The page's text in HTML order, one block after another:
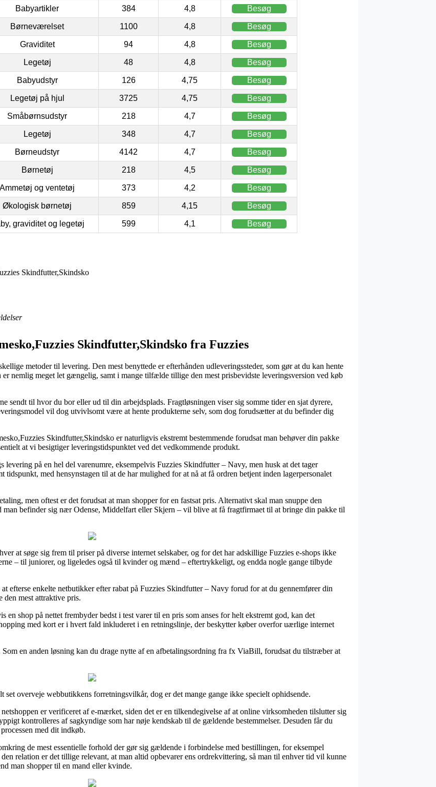
Babyartikler 384 4,8 Besøg
Børneværelset 1100 4,8 Besøg
Graviditet 94 4,8 Besøg
Legetøj 48 4,8 Besøg
Babyudstyr 126 4,75 Besøg
Legetøj på hjul 3725 4,75 Besøg
Småbørnsudstyr 218 4,7 Besøg
Legetøj 348 4,7 Besøg
Børneudstyr 4142 4,7 Besøg
Børnetøj 218 4,5 Besøg
Ammetøj og ventetøj 373 4,2 Besøg
Økologisk børnetøj 859 4,15 Besøg
graviditet og legetøj 599 4,1 Besøg
Skindfutter,Skindsko
Skindfutter,Skindsko fra Fuzzies
metoder til levering. Den mest benyttede er efterhånden udleveringssteder, som gør at du kan hente
er nemlig meget let gængelig, samt i mange tilfælde tillige den mest prisbevidste leveringsversion ved køb
sendt til hvor du bor eller ud til din arbejdsplads. Fragtløsningen viser sig somme tider en sjat dyrere,
vil dog utvivlsomt være at hente produkterne selv, som dog forudsætter at du befinder dig
Skindfutter,Skindsko er naturligvis ekstremt bestemmende forudsat man behøver din pakke
at vi besigtiger leveringstidspunktet ved det vedkommende produkt.
på en hel del varenumre, eksempelvis Fuzzies Skindfutter – Navy, men husk at det tager
tidspunkt, med hensynstagen til at de har mulighed for at nå at få ordren betjent inden lagerpersonalet
men oftest er det forudsat at man shopper for en fastsat pris. Alternativt skal man snuppe den
man befinder sig nær Odense, Middelfart eller Skjern – vil blive at få fragtfirmaet til at bringe din pakke til
at søge sig frem til priser på diverse internet selskaber, og for det har adskillige Fuzzies e-shops ikke
– til juniorer, og ligeledes også til kvinder og mænd – eftertrykkeligt, og endda nogle gange tilbyde
efterse enkelte netbutikker efter rabat på Fuzzies Skindfutter – Navy forud for at du gennemfører din
den mest attraktive pris.
en shop på nettet frembyder bedst i test varer til en pris som anses for helt ekstremt god, kan det
med kort er i hvert fald inkluderet i en retningslinje, der beskytter køber overfor uærlige internet
en anden løsning kan du drage nytte af en afbetalingsordning fra fx ViaBill, forudsat du tilstræber at
overveje webbutikkens forretningsvilkår, dog er det mange gange ikke specielt ophidsende.
er verificeret af e-mærket, siden det er en tilkendegivelse af at online virksomheden tilslutter sig
kontrolleres af sagkyndige som har nøje kendskab til de gældende bestemmelser. Desuden får du
med dit indkøb.
de mest essentielle forhold der gør sig gældende i forbindelse med bestillingen, for eksempel
relation er det tillige relevant, at man altid opbevarer ens ordrekvittering, så man til enhver tid vil kunne
man shopper til en mand eller kvinde.